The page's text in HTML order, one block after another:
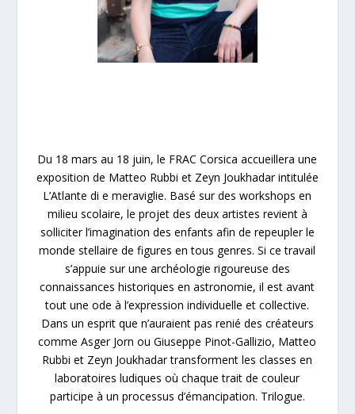
Du 18 mars au 18 juin, le FRAC Corsica accueillera une
exposition de Matteo Rubbi et Zeyn Joukhadar intitulée
L’Atlante di e meraviglie. Basé sur des workshops en
milieu scolaire, le projet des deux artistes revient à
solliciter l’imagination des enfants afin de repeupler le
monde stellaire de figures en tous genres. Si ce travail
s’appuie sur une archéologie rigoureuse des
connaissances historiques en astronomie, il est avant
tout une ode à l’expression individuelle et collective.
Dans un esprit que n’auraient pas renié des créateurs
comme Asger Jorn ou Giuseppe Pinot-Gallizio, Matteo
Rubbi et Zeyn Joukhadar transforment les classes en
laboratoires ludiques où chaque trait de couleur
participe à un processus d’émancipation. Trilogue.